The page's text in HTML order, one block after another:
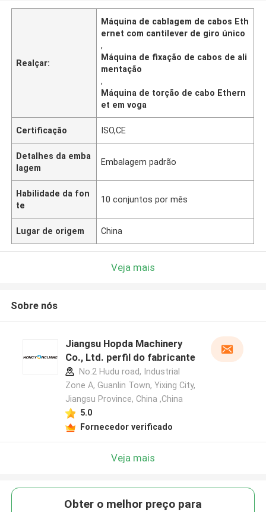
Realçar:
Máquina de cablagem de cabos Eth
ernet com cantilever de giro único
,
Máquina de fixação de cabos de ali
mentação
,
Máquina de torção de cabo Ethern
et em voga
Certificação ISO,CE
Detalhes da emba
lagem
Embalagem padrão
Habilidade da fon
te
10 conjuntos por mês
Lugar de origem China
Veja mais
Sobre nós
Jiangsu Hopda Machinery
Co., Ltd. perfil do fabricante
No.2 Hudu road, Industrial
Zone A, Guanlin Town, Yixing City,
Jiangsu Province, China ,China
5.0
Fornecedor verificado
Veja mais
Obter o melhor preço para